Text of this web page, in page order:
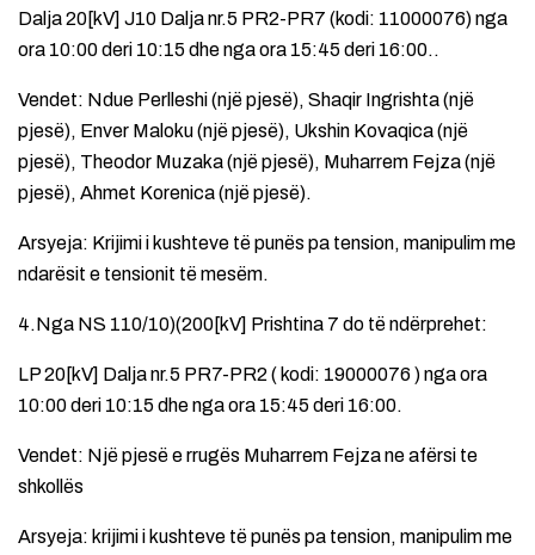
Dalja 20[kV] J10 Dalja nr.5 PR2-PR7 (kodi: 11000076) nga
ora 10:00 deri 10:15 dhe nga ora 15:45 deri 16:00..
Vendet: Ndue Perlleshi (një pjesë), Shaqir Ingrishta (një
pjesë), Enver Maloku (një pjesë), Ukshin Kovaqica (një
pjesë), Theodor Muzaka (një pjesë), Muharrem Fejza (një
pjesë), Ahmet Korenica (një pjesë).
Arsyeja: Krijimi i kushteve të punës pa tension, manipulim me
ndarësit e tensionit të mesëm.
4.Nga NS 110/10)(200[kV] Prishtina 7 do të ndërprehet:
LP 20[kV] Dalja nr.5 PR7-PR2 ( kodi: 19000076 ) nga ora
10:00 deri 10:15 dhe nga ora 15:45 deri 16:00.
Vendet: Një pjesë e rrugës Muharrem Fejza ne afërsi te
shkollës
Arsyeja: krijimi i kushteve të punës pa tension, manipulim me